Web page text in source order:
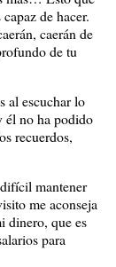
de hacer.
caerán de
de tu
al escuchar lo
él no ha podido
recuerdos,
mantener
me aconseja
dinero, que es
para